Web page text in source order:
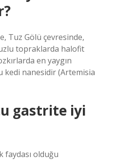
Tuz Gölü çevresinde,
topraklarda halofit
en yaygın
nanesidir (Artemisia
gastrite iyi
faydası olduğu